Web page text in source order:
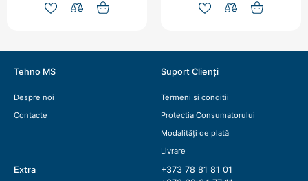
Tehno MS
Despre noi
Contacte
Suport Clienți
Termeni si conditii
Protectia Consumatorului
Modalități de plată
Livrare
Extra
+373 78 81 81 01